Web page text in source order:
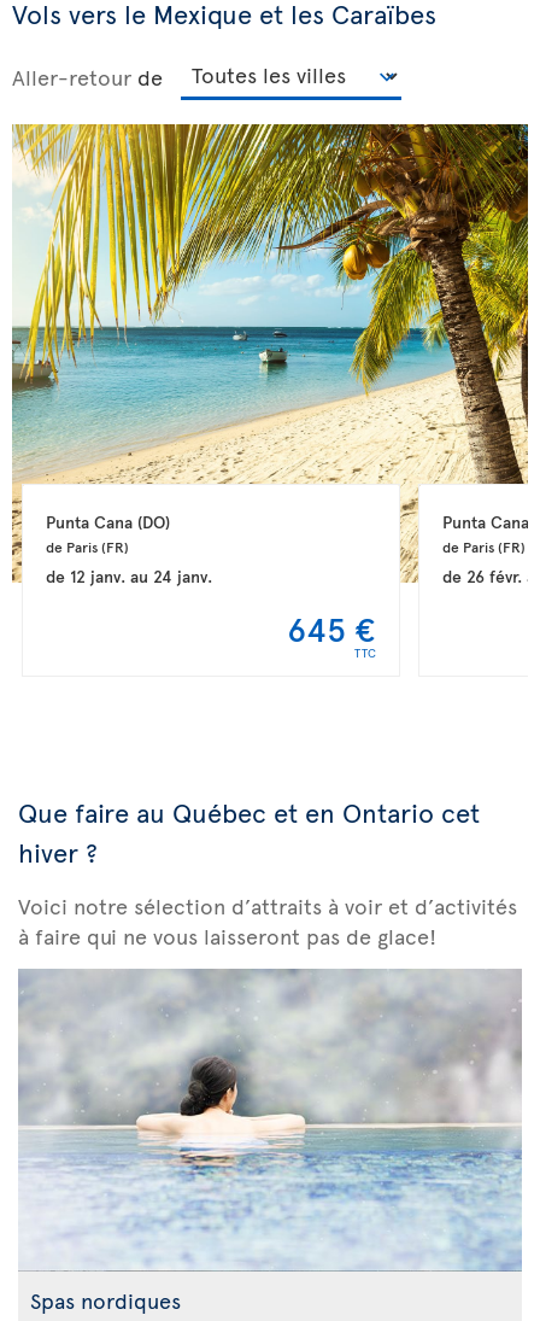
Vols vers le Mexique et les Caraïbes
Aller-retour de
Punta Cana (DO)
de Paris (FR)
de 12 janv.au 24 janv.
645 €
TTC
Punta Cana
de Paris (FR)
de 26 févr.
Que faire au Québec et en Ontario cet
hiver ?
Voici notre sélection d’attraits à voir et d’activités
à faire qui ne vous laisseront pas de glace!
Spas nordiques